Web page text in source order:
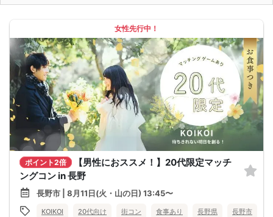
女性先行中！
ポイント2倍
【男性におススメ！】20代限定マッチ
ングコン in 長野
長野市 | 8月11日(火・山の日) 13:45〜
KOIKOI 20代向け 街コン 食事あり 長野県 長野市